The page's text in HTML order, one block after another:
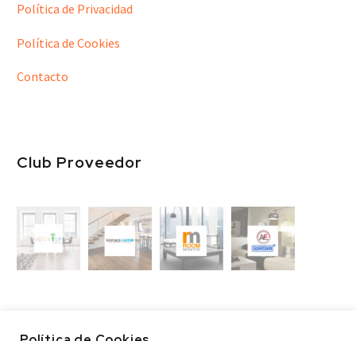
Política de Privacidad
Política de Cookies
Contacto
Club Proveedor